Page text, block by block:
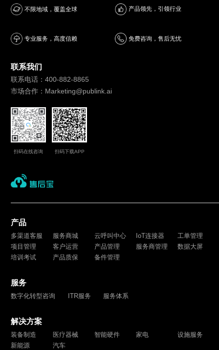
不限地域，覆盖全球 产品领先，引领行业
专业服务，高度信赖 免费咨询，售后无忧
联系我们
联系电话：400-882-8865
市场合作：Marketing@publink.ai
扫码在线咨询 扫码下载APP
产品
多渠道客服 服务商城 云呼叫中心 IoT连接器
工单管理
项目管理
客户运营 产品管理 服务商管理
数据大屏
培训考试
产品质保 备件管理
服务
数字化转型咨询 ITR服务 服务体系
解决方案
装备制造 医疗器械 智能硬件 家电
设施服务
新能源
汽车